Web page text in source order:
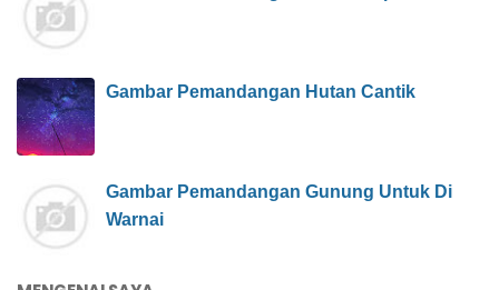
Gambar Pemandangan Hutan Cantik
Gambar Pemandangan Gunung Untuk Di
Warnai